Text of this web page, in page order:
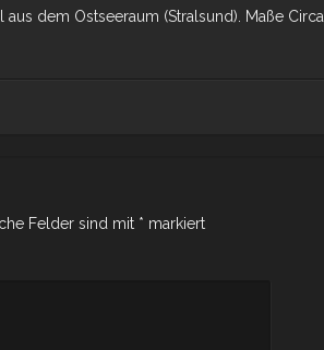
dem Ostseeraum (Stralsund). Maße Circa
Felder sind mit * markiert